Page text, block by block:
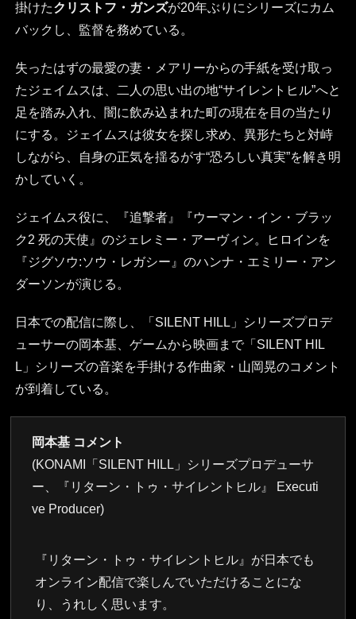
掛けたクリストフ・ガンズが20年ぶりにシリーズにカム
バックし、監督を務めている。
失ったはずの最愛の妻・メアリーからの手紙を受け取っ
たジェイムスは、二人の思い出の地“サイレントヒル”へと
足を踏み入れ、闇に飲み込まれた町の現在を目の当たり
にする。ジェイムスは彼女を探し求め、異形たちと対峙
しながら、自身の正気を揺るがす“恐ろしい真実”を解き明
かしていく。
ジェイムス役に、『追撃者』『ウーマン・イン・ブラッ
ク2 死の天使』のジェレミー・アーヴィン。ヒロインを
『ジグソウ:ソウ・レガシー』のハンナ・エミリー・アン
ダーソンが演じる。
日本での配信に際し、「SILENT HILL」シリーズプロデ
ューサーの岡本基、ゲームから映画まで「SILENT HIL
L」シリーズの音楽を手掛ける作曲家・山岡晃のコメント
が到着している。
岡本基 コメント
(KONAMI「SILENT HILL」シリーズプロデューサ
ー、『リターン・トゥ・サイレントヒル』 Executi
ve Producer)
『リターン・トゥ・サイレントヒル』が日本でも
オンライン配信で楽しんでいただけることにな
り、うれしく思います。